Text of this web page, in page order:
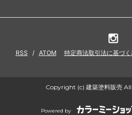
RSS / ATOM 特定商法取引法に基づ
Copyright (c) 建築塗料販売
Powered by